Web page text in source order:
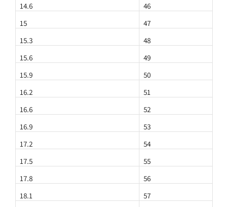
46
14.6
47
15
48
15.3
49
15.6
50
15.9
51
16.2
52
16.6
53
16.9
54
17.2
55
17.5
56
17.8
57
18.1